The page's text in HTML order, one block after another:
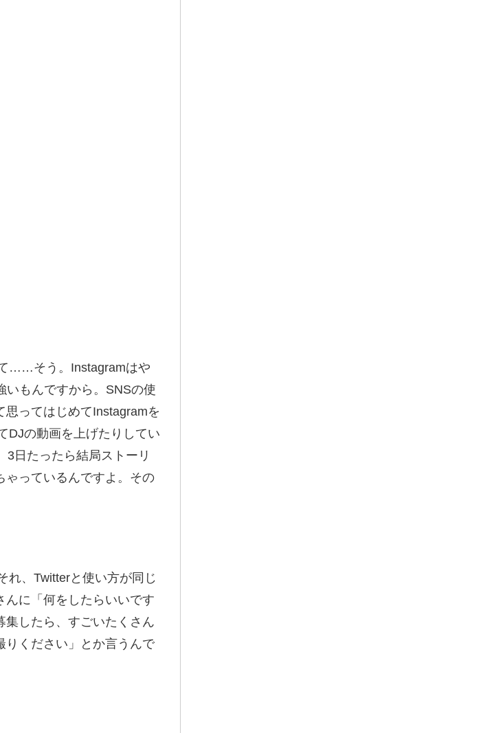
て……そう。Instagramはや
いもんですから。SNSの使
ってはじめてInstagramを
DJの動画を上げたりしてい
3日たったら結局ストーリ
っているんですよ。その
れ、Twitterと使い方が同じ
んに「何をしたらいいです
集したら、すごいたくさん
りください」とか言うんで